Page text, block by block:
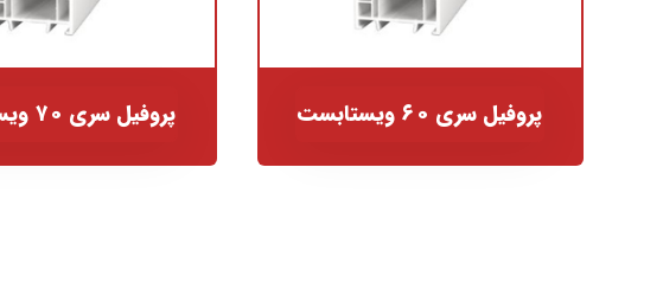
پروفیل سری ۶۰ ویستابست پروفیل سری ۷۰ ویستابست